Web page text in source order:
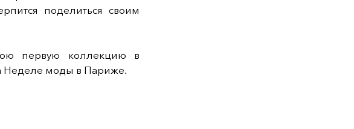
поделиться своим
первую коллекцию в
Неделе моды в Париже.